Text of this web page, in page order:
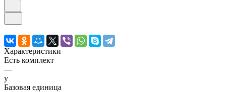
Характеристики
Есть комплект
—
y
Базовая единица